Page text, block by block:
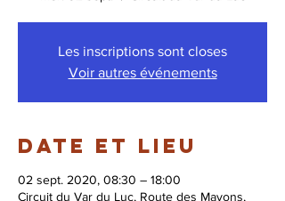
Les inscriptions sont closes
Voir autres événements
Date et lieu
02 sept. 2020, 08:30 – 18:00
Circuit du Var du Luc, Route des Mayons,